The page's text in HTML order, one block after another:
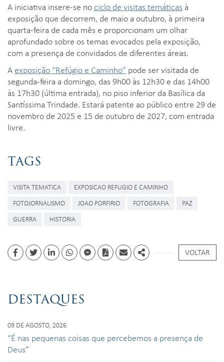
A iniciativa insere-se no ciclo de visitas temáticas à
exposição que decorrem, de maio a outubro, à primeira
quarta-feira de cada mês e proporcionam um olhar
aprofundado sobre os temas evocados pela exposição,
com a presença de convidados de diferentes áreas.
A exposição “Refúgio e Caminho” pode ser visitada de
segunda-feira a domingo, das 9h00 às 12h30 e das 14h00
às 17h30 (última entrada), no piso inferior da Basílica da
Santíssima Trindade. Estará patente ao público entre 29 de
novembro de 2025 e 15 de outubro de 2027, com entrada
livre.
TAGS
VISITA TEMATICA
EXPOSICAO REFUGIO E CAMINHO
FOTOJORNALISMO
JOAO PORFIRIO FOTOGRAFIA
PAZ
GUERRA
HISTORIA
FacebookTwitterLinkedinwhatsappfacebook messenger
PDF EmailShare
VOLTAR
DESTAQUES
09 DE AGOSTO, 2026
“É nas pequenas coisas que percebemos a presença de
Deus”